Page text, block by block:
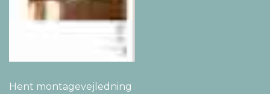
Hent montage­vejledning